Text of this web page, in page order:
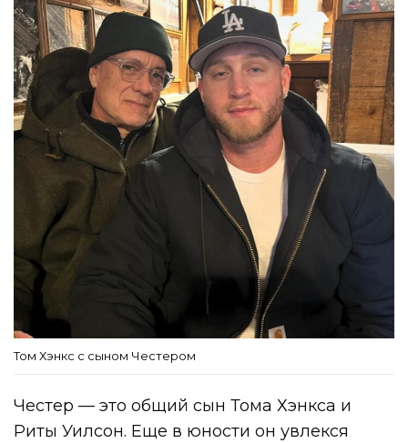
Том Хэнкс с сыном Честером
Честер — это общий сын Тома Хэнкса и
Риты Уилсон. Еще в юности он увлекся